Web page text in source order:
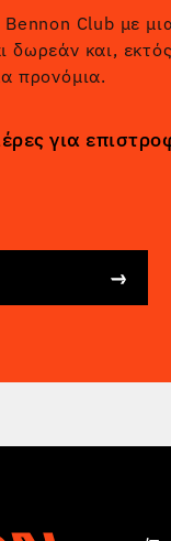
Bennon Club με
δωρεάν και,
προνόμια.
για